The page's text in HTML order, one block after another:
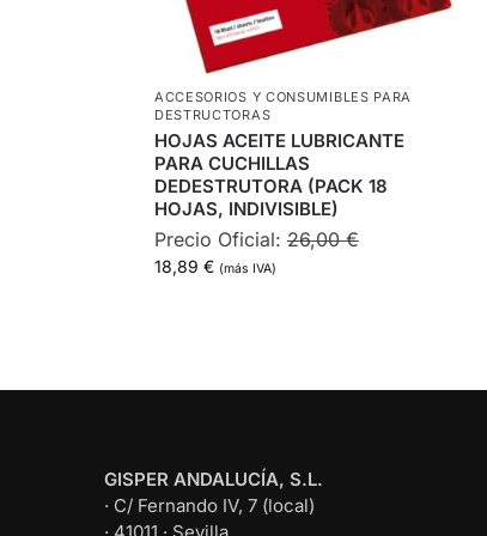
ACCESORIOS Y CONSUMIBLES PARA
DESTRUCTORAS
HOJAS ACEITE LUBRICANTE
PARA CUCHILLAS
DEDESTRUTORA (PACK 18
HOJAS, INDIVISIBLE)
Precio Oficial: 26,00€
18,89 € (más IVA)
GISPER ANDALUCÍA, S.L.
· C/ Fernando IV, 7 (local)
· 41011 · Sevilla